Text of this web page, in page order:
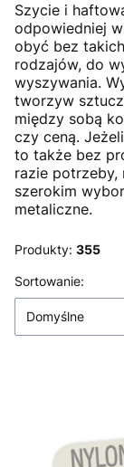
Szycie i
odpowiedniej
obyć bez
rodzajów, do
wyszywania.
tworzyw
między sobą
czy ceną.
to także bez
razie potrzeby,
szerokim
metaliczne.
Produkty: 355
Lista
Sortowanie:
Domyślne